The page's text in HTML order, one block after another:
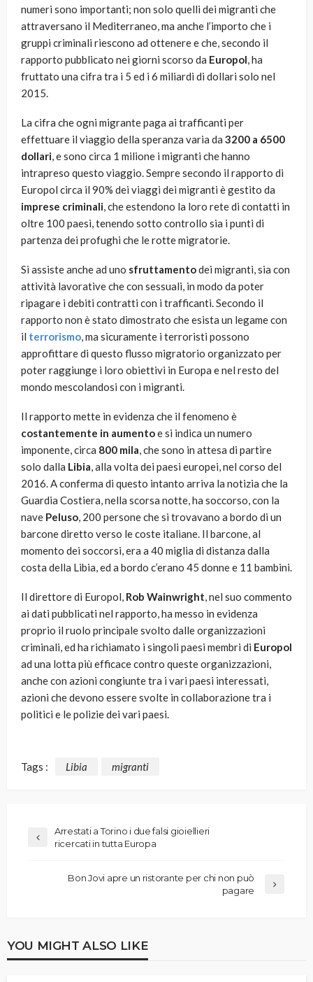
numeri sono importanti; non solo quelli dei migranti che
attraversano il Mediterraneo, ma anche l’importo che i
gruppi criminali riescono ad ottenere e che, secondo il
rapporto pubblicato nei giorni scorso da Europol, ha
fruttato una cifra tra i 5 ed i 6 miliardi di dollari solo nel
2015.
La cifra che ogni migrante paga ai trafficanti per
effettuare il viaggio della speranza varia da 3200 a 6500
dollari, e sono circa 1 milione i migranti che hanno
intrapreso questo viaggio. Sempre secondo il rapporto di
Europol circa il 90% dei viaggi dei migranti è gestito da
imprese criminali, che estendono la loro rete di contatti in
oltre 100 paesi, tenendo sotto controllo sia i punti di
partenza dei profughi che le rotte migratorie.
Si assiste anche ad uno sfruttamentodei migranti, sia con
attività lavorative che con sessuali, in modo da poter
ripagare i debiti contratti con i trafficanti. Secondo il
rapporto non è stato dimostrato che esista un legame con
il terrorismo, ma sicuramente i terroristi possono
approfittare di questo flusso migratorio organizzato per
poter raggiunge i loro obiettivi in Europa e nel resto del
mondo mescolandosi con i migranti.
Il rapporto mette in evidenza che il fenomeno è
costantemente in aumentoe si indica un numero
imponente, circa 800 mila, che sono in attesa di partire
solo dalla Libia, alla volta dei paesi europei, nel corso del
2016. A conferma di questo intanto arriva la notizia che la
Guardia Costiera, nella scorsa notte, ha soccorso, con la
nave Peluso, 200 persone che si trovavano a bordo di un
barcone diretto verso le coste italiane. Il barcone, al
momento dei soccorsi, era a 40 miglia di distanza dalla
costa della Libia, ed a bordo c’erano 45 donne e 11 bambini.
Il direttore di Europol, Rob Wainwright, nel suo commento
ai dati pubblicati nel rapporto, ha messo in evidenza
proprio il ruolo principale svolto dalle organizzazioni
criminali, ed ha richiamato i singoli paesi membri di Europol
ad una lotta più efficace contro queste organizzazioni,
anche con azioni congiunte tra i vari paesi interessati,
azioni che devono essere svolte in collaborazione tra i
politici e le polizie dei vari paesi.
Tags : Libia migranti
Arrestati a Torino i due falsi gioiellieri
ricercati in tutta Europa
Bon Jovi apre un ristorante per chi non può
pagare
YOU MIGHT ALSO LIKE